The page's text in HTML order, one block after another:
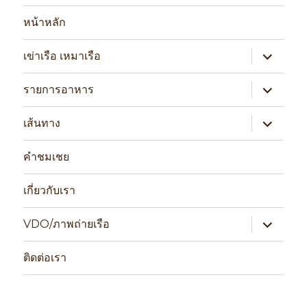
หน้าหลัก
เข่าเรือ เหมาเรือ
expand
child
menu
รายการอาหาร
expand
child
menu
เส้นทาง
expand
child
menu
คำชมเชย
เกี่ยวกับเรา
VDO/ภาพถ่ายเรือ
expand
child
menu
ติดต่อเรา